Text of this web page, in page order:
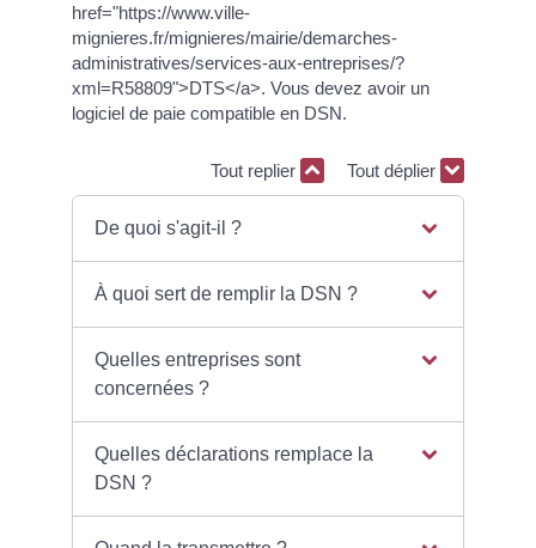
href="https://www.ville-
mignieres.fr/mignieres/mairie/demarches-
administratives/services-aux-entreprises/?
xml=R58809">DTS</a>. Vous devez avoir un
logiciel de paie compatible en DSN.
Tout replier Tout déplier
De quoi s'agit-il ?
À quoi sert de remplir la DSN ?
Quelles entreprises sont
concernées ?
Quelles déclarations remplace la
DSN ?